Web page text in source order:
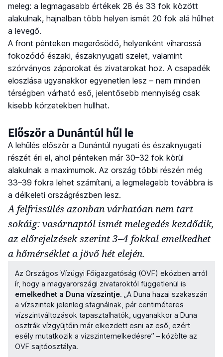
meleg: a legmagasabb értékek 28 és 33 fok között
alakulnak, hajnalban több helyen ismét 20 fok alá hűlhet
a levegő.
A front pénteken megerősödő, helyenként viharossá
fokozódó északi, északnyugati szelet, valamint
szórványos záporokat és zivatarokat hoz. A csapadék
eloszlása ugyanakkor egyenetlen lesz – nem minden
térségben várható eső, jelentősebb mennyiség csak
kisebb körzetekben hullhat.
Először a Dunántúl hűl le
A lehűlés először a Dunántúl nyugati és északnyugati
részét éri el, ahol pénteken már 30–32 fok körül
alakulnak a maximumok. Az ország többi részén még
33–39 fokra lehet számítani, a legmelegebb továbbra is
a délkeleti országrészben lesz.
A felfrissülés azonban várhatóan nem tart
sokáig: vasárnaptól ismét melegedés kezdődik,
az előrejelzések szerint 3–4 fokkal emelkedhet
a hőmérséklet a jövő hét elején.
Az Országos Vízügyi Főigazgatóság (OVF) eközben arról
ír, hogy a magyarországi zivataroktól függetlenül is
emelkedhet a Duna vízszintje. „A Duna hazai szakaszán
a vízszintek jelenleg stagnálnak, pár centiméteres
vízszintváltozások tapasztalhatók, ugyanakkor a Duna
osztrák vízgyűjtőin már elkezdett esni az eső, ezért
esély mutatkozik a vízszintemelkedésre” – közölte az
OVF sajtóosztálya.